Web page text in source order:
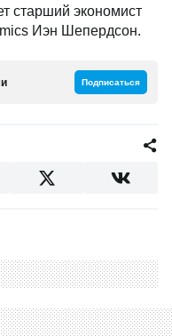
старший экономист
Иэн Шепердсон.
Подписаться